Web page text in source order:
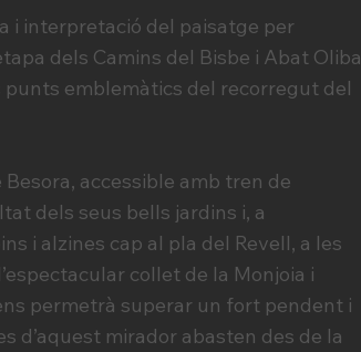
i interpretació del paisatge per
dels Camins del Bisbe i Abat Oliba
emblemàtics del recorregut del
accessible amb tren de
dels seus bells jardins i, a
i alzines cap al pla del Revell, a les
collet de la Monjoia i
permetrà superar un fort pendent i
d’aquest mirador abasten des de la